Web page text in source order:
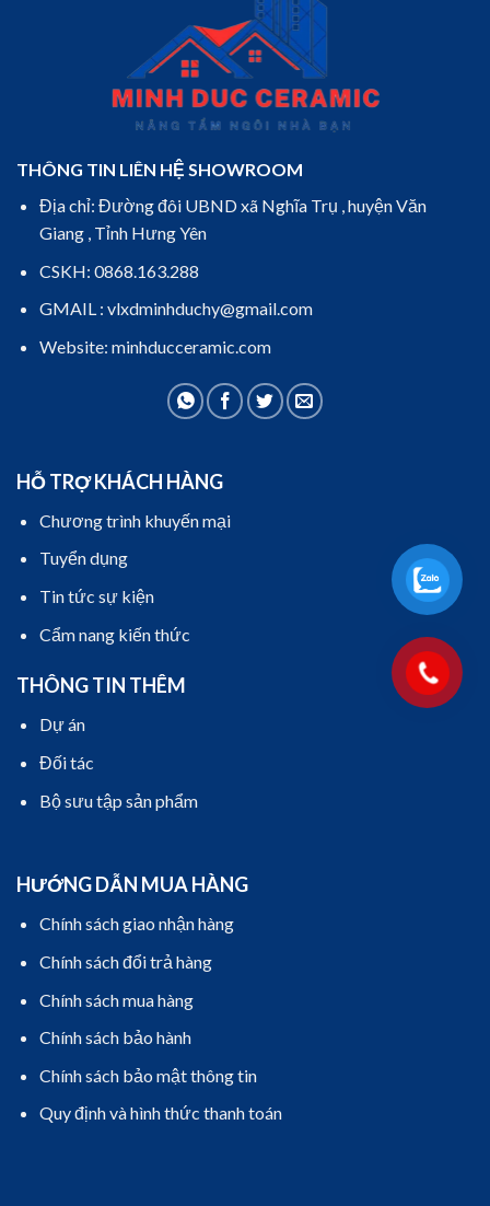
THÔNG TIN LIÊN HỆ SHOWROOM
Địa chỉ: Đường đôi UBND xã Nghĩa Trụ , huyện Văn
Giang , Tỉnh Hưng Yên
CSKH: 0868.163.288
GMAIL : vlxdminhduchy@gmail.com
Website: minhducceramic.com
HỖ TRỢ KHÁCH HÀNG
Chương trình khuyến mại
Tuyển dụng
Tin tức sự kiện
Cẩm nang kiến thức
THÔNG TIN THÊM
Dự án
Đối tác
Bộ sưu tập sản phẩm
HƯỚNG DẪN MUA HÀNG
Chính sách giao nhận hàng
Chính sách đổi trả hàng
Chính sách mua hàng
Chính sách bảo hành
Chính sách bảo mật thông tin
Quy định và hình thức thanh toán